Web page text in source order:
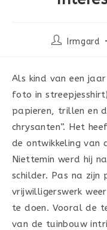
BerichtIrmgard
Als kind van een
foto in
papieren, trillen en
chrysanten”. Het
de ontwikkeling van
Niettemin werd hij
schilder. Pas na zijn
vrijwilligerswerk
te doen. Vooral de
van de tuinbouw